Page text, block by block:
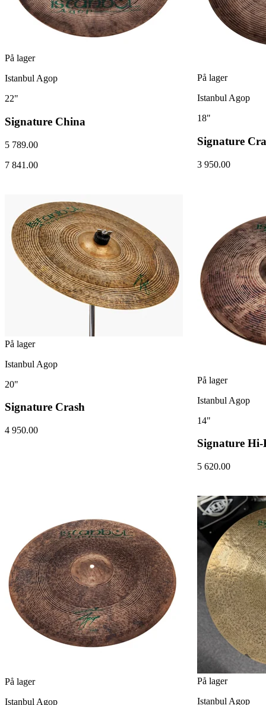
På lager
Istanbul Agop
22"
Signature China
5 789.00
7 841.00
På lager
Istanbul Agop
18"
Signature
3 950.00
På lager
Istanbul Agop
20"
Signature Crash
4 950.00
På lager
Istanbul Agop
14"
Signature
5 620.00
På lager
Istanbul Agop
På lager
Istanbul Agop